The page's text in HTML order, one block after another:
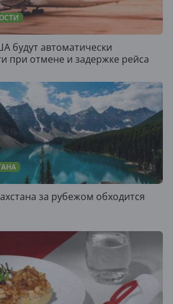
будут автоматически
при отмене и задержке рейса
за рубежом обходится